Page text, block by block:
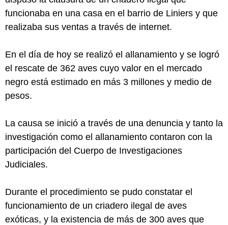
funcionaba en una casa en el barrio de Liniers y que
realizaba sus ventas a través de internet.
En el día de hoy se realizó el allanamiento y se logró
el rescate de 362 aves cuyo valor en el mercado
negro está estimado en más 3 millones y medio de
pesos.
La causa se inició a través de una denuncia y tanto la
investigación como el allanamiento contaron con la
participación del Cuerpo de Investigaciones
Judiciales.
Durante el procedimiento se pudo constatar el
funcionamiento de un criadero ilegal de aves
exóticas, y la existencia de más de 300 aves que